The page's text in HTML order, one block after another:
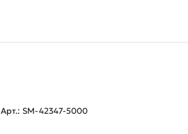
Арт.: SM-42347-5000